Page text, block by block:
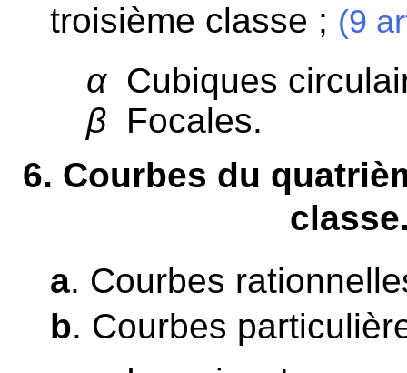
troisième classe ; (9
αCubiques
β Focales.
6. Courbes du
a. Courbes
b. Courbes